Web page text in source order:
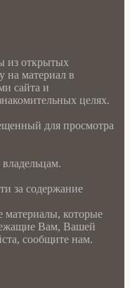
из открытых
на материал в
сайта и
целях.
для просмотра
за содержание
которые
Вам, Вашей
сообщите нам.